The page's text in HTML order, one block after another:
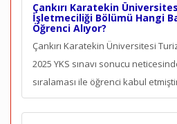
Çankırı Karatekin
İşletmeciliği Bölümü Hangi
Öğrenci Alıyor?
Çankırı Karatekin Üniversitesi
2025 YKS sınavı sonucu
sıralaması ile öğrenci kabul